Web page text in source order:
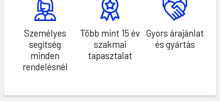
Személyes
segítség
minden
rendelésnél
Több mint 15 év
szakmai
tapasztalat
Gyors árajánlat
és gyártás